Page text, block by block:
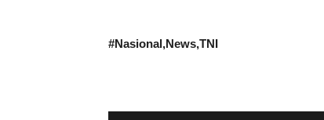
#Nasional News TNI